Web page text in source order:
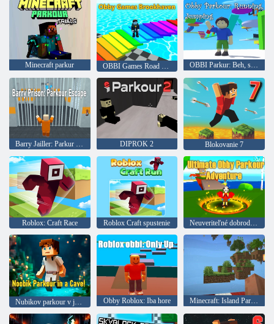
Minecraft parkur OBBI Parkur: Beh, skákanie
Barry Jailler: Parkur Escape DIPROK 2 Blokovanie 7
Roblox: Craft Race Roblox Craft spustenie Neuveriteľné dobrodružstvo parku OBBI
Obby Roblox: Iba hore Minecraft: Island Parkour